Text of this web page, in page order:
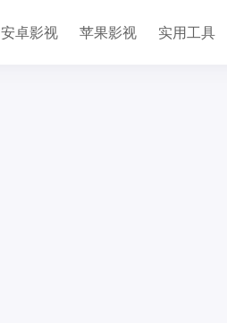
安卓影视 苹果影视 实用工具